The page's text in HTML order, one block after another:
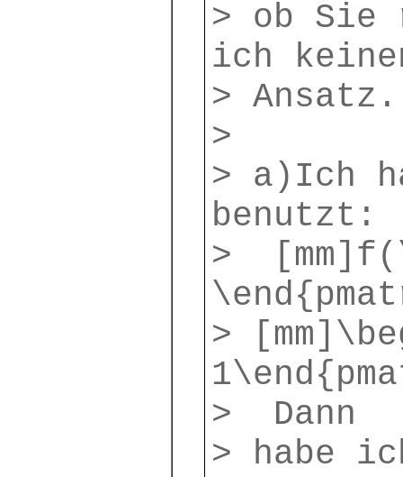
> ob
ich
> Ansatz.
>
> a)Ich
benutzt:
>
>
> Dann
> habe